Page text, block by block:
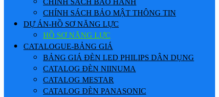
CHÍNH SÁCH BẢO HÀNH
CHÍNH SÁCH BẢO MẬT THÔNG TIN
DỰ ÁN-HỒ SƠ NĂNG LỰC
HỒ SƠ NĂNG LỰC
CATALOGUE-BẢNG GIÁ
BẢNG GIÁ ĐÈN LED PHILIPS DÂN DỤNG
CATALOG ĐÈN NIINUMA
CATALOG MESTAR
CATALOG ĐÈN PANASONIC